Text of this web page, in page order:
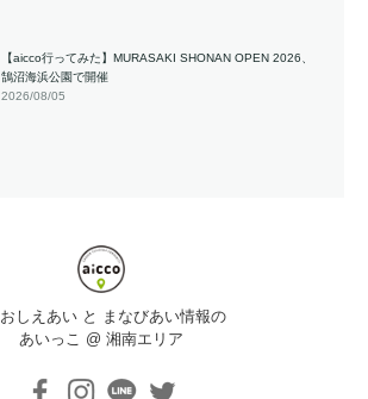
【aicco行ってみた】MURASAKI SHONAN OPEN 2026、
鵠沼海浜公園で開催
2026/08/05
おしえあい と まなびあい情報の
あいっこ @ 湘南エリア